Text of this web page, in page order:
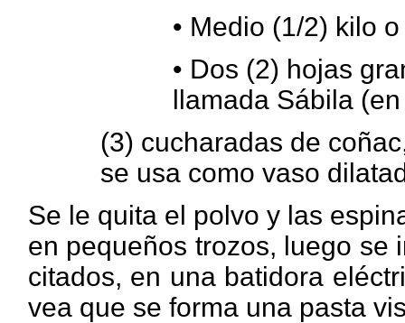
• Medio (1/2) kilo
• Dos (2) hojas
llamada Sábila
(3) cucharadas de
se usa como vaso
Se le quita el polvo y las
en pequeños trozos, luego se
citados, en una batidora
vea que se forma una pasta